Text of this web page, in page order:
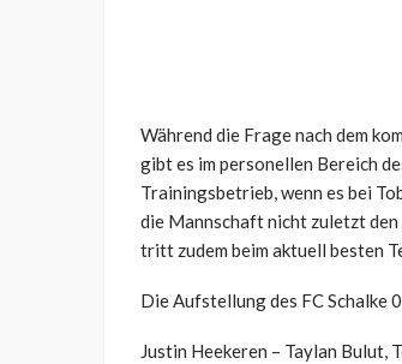
Während die Frage nach dem
gibt es im personellen Bereich
Trainingsbetrieb, wenn es bei
die Mannschaft nicht zuletzt den
tritt zudem beim aktuell besten
Die Aufstellung des FC Schalke
Justin Heekeren – Taylan Bulut,